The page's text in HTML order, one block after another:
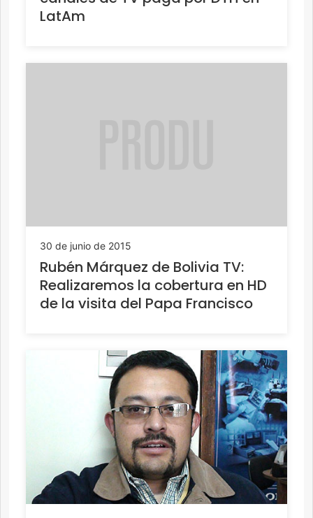
LatAm
30 de junio de 2015
Rubén Márquez de Bolivia TV:
Realizaremos la cobertura en HD
de la visita del Papa Francisco